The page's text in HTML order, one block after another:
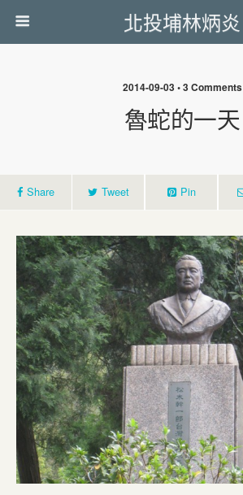
北投埔林炳炎
2014-09-03 • 3 Comments
魯蛇的一天
Share Tweet Pin